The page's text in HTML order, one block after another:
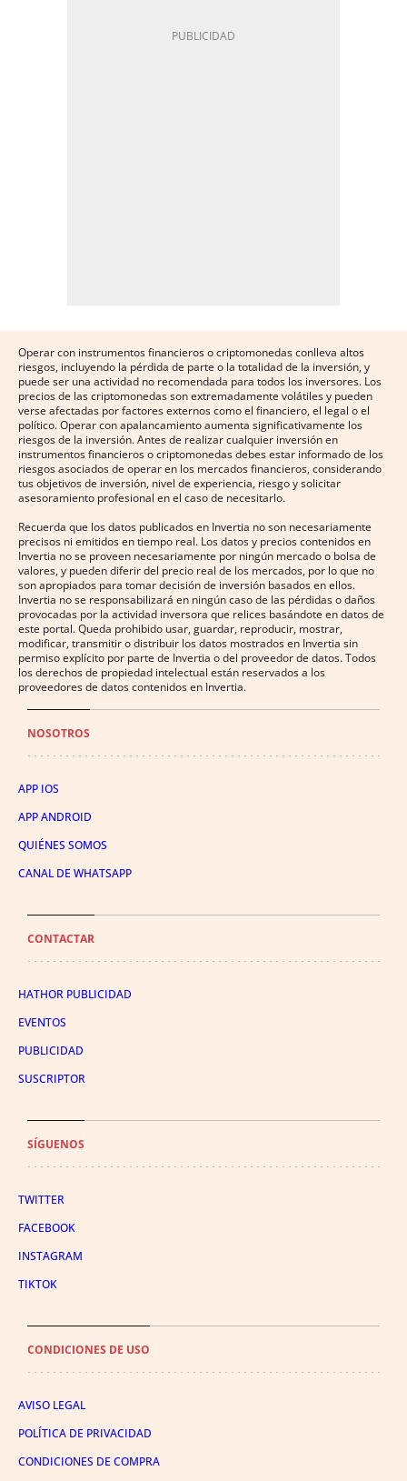
Operar con instrumentos financieros o criptomonedas conlleva altos
riesgos, incluyendo la pérdida de parte o la totalidad de la inversión, y
puede ser una actividad no recomendada para todos los inversores. Los
precios de las criptomonedas son extremadamente volátiles y pueden
verse afectadas por factores externos como el financiero, el legal o el
político. Operar con apalancamiento aumenta significativamente los
riesgos de la inversión. Antes de realizar cualquier inversión en
instrumentos financieros o criptomonedas debes estar informado de los
riesgos asociados de operar en los mercados financieros, considerando
tus objetivos de inversión, nivel de experiencia, riesgo y solicitar
asesoramiento profesional en el caso de necesitarlo.
Recuerda que los datos publicados en Invertia no son necesariamente
precisos ni emitidos en tiempo real. Los datos y precios contenidos en
Invertia no se proveen necesariamente por ningún mercado o bolsa de
valores, y pueden diferir del precio real de los mercados, por lo que no
son apropiados para tomar decisión de inversión basados en ellos.
Invertia no se responsabilizará en ningún caso de las pérdidas o daños
provocadas por la actividad inversora que relices basándote en datos de
este portal. Queda prohibido usar, guardar, reproducir, mostrar,
modificar, transmitir o distribuir los datos mostrados en Invertia sin
permiso explícito por parte de Invertia o del proveedor de datos. Todos
los derechos de propiedad intelectual están reservados a los
proveedores de datos contenidos en Invertia.
NOSOTROS
APP IOS
APP ANDROID
QUIÉNES SOMOS
CANAL DE WHATSAPP
CONTACTAR
HATHOR PUBLICIDAD
EVENTOS
PUBLICIDAD
SUSCRIPTOR
SÍGUENOS
TWITTER
FACEBOOK
INSTAGRAM
TIKTOK
CONDICIONES DE USO
AVISO LEGAL
POLÍTICA DE PRIVACIDAD
CONDICIONES DE COMPRA